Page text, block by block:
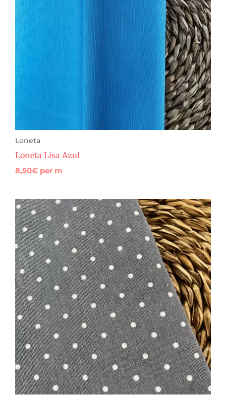
Loneta
Loneta Lisa Azul
8,50€ per m